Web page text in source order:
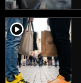
player2